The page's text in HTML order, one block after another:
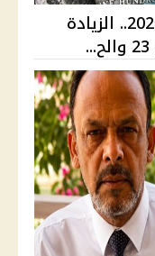
موعد صرف مرتبات أغسطس 2026.. الزيادة